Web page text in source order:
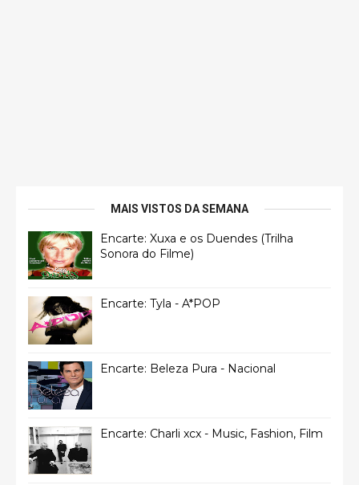
MAIS VISTOS DA SEMANA
Encarte: Xuxa e os Duendes (Trilha
Sonora do Filme)
Encarte: Tyla - A*POP
Encarte: Beleza Pura - Nacional
Encarte: Charli xcx - Music, Fashion, Film